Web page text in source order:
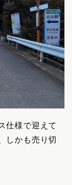
仕様で迎えて
しかも売り切